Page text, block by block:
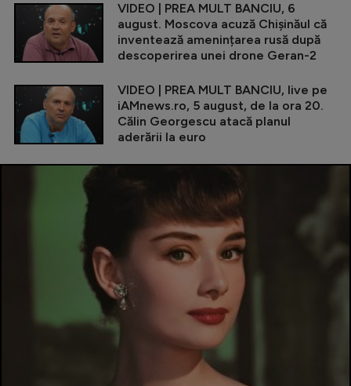
VIDEO | PREA MULT BANCIU, 6
august. Moscova acuză Chișinăul că
inventează amenințarea rusă după
descoperirea unei drone Geran-2
VIDEO | PREA MULT BANCIU, live pe
iAMnews.ro, 5 august, de la ora 20.
Călin Georgescu atacă planul
aderării la euro